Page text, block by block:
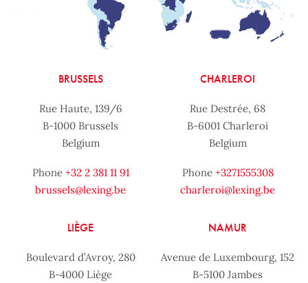
BRUSSELS
Rue Haute, 139/6
B-1000 Brussels
Belgium
Phone +32 2 381 11 91
brussels@lexing.be
CHARLEROI
Rue Destrée, 68
B-6001 Charleroi
Belgium
Phone +3271555308
charleroi@lexing.be
LIÈGE
Boulevard d’Avroy, 280
B-4000 Liège
NAMUR
Avenue de Luxembourg, 152
B-5100 Jambes